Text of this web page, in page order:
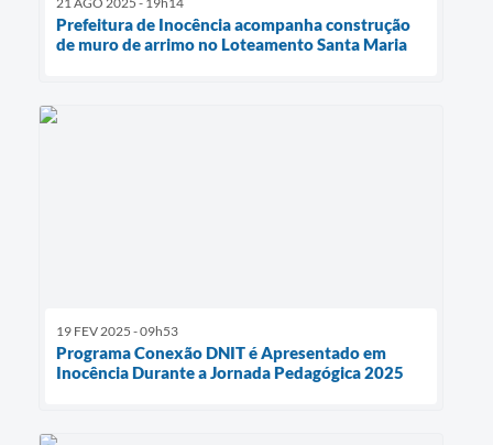
Prefeitura de Inocência acompanha construção
de muro de arrimo no Loteamento Santa Maria
19 FEV 2025 - 09h53
Programa Conexão DNIT é Apresentado em
Inocência Durante a Jornada Pedagógica 2025